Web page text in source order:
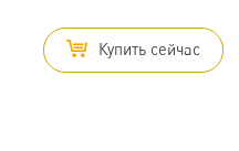
Купить сейчас